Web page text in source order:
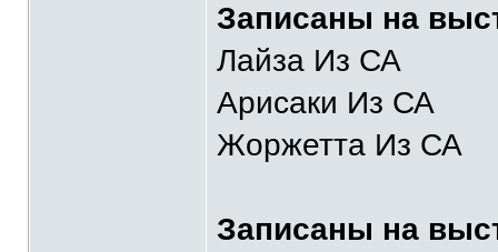
Записаны на
Лайза Из СА
Арисаки Из СА
Жоржетта Из СА
Записаны на